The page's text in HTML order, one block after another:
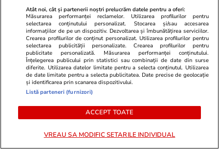
De ce nu toți elevii și-au recuperat banii plătiți
pentru transportul la examenele naționale:
„Sunt câteva chichițe”
Știri Locale 11:23
12 trenuri spre litoral au acumulat întârzieri de
829 de minute, din cauza unei scurgeri de gaze
la un tren cu GPL
Citește mai multe
Atât noi, cât și partenerii noștri prelucrăm datele pentru a oferi:
Măsurarea performanței reclamelor. Utilizarea profilurilor pentru
selectarea conținutului personalizat. Stocarea și/sau accesarea
informațiilor de pe un dispozitiv. Dezvoltarea și îmbunătățirea serviciilor.
Crearea profilurilor de conținut personalizat. Utilizarea profilurilor pentru
selectarea publicității personalizate. Crearea profilurilor pentru
publicitate personalizată. Măsurarea performanței conținutului.
Înțelegerea publicului prin statistici sau combinații de date din surse
diferite. Utilizarea datelor limitate pentru a selecta conținutul. Utilizarea
de date limitate pentru a selecta publicitatea. Date precise de geolocație
și identificarea prin scanarea dispozitivului.
Listă parteneri (furnizori)
ACCEPT TOATE
VREAU SA MODIFIC SETARILE INDIVIDUAL